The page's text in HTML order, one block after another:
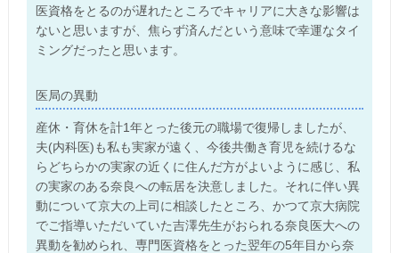
医資格をとるのが遅れたところでキャリアに大きな影響は
ないと思いますが、焦らず済んだという意味で幸運なタイ
ミングだったと思います。
医局の異動
産休・育休を計1年とった後元の職場で復帰しましたが、
夫(内科医)も私も実家が遠く、今後共働き育児を続けるな
らどちらかの実家の近くに住んだ方がよいように感じ、私
の実家のある奈良への転居を決意しました。それに伴い異
動について京大の上司に相談したところ、かつて京大病院
でご指導いただいていた吉澤先生がおられる奈良医大への
異動を勧められ、専門医資格をとった翌年の5年目から奈